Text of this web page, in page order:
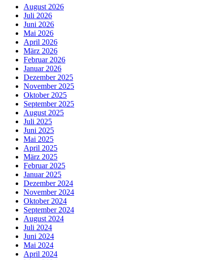
August 2026
Juli 2026
Juni 2026
Mai 2026
April 2026
März 2026
Februar 2026
Januar 2026
Dezember 2025
November 2025
Oktober 2025
September 2025
August 2025
Juli 2025
Juni 2025
Mai 2025
April 2025
März 2025
Februar 2025
Januar 2025
Dezember 2024
November 2024
Oktober 2024
September 2024
August 2024
Juli 2024
Juni 2024
Mai 2024
April 2024